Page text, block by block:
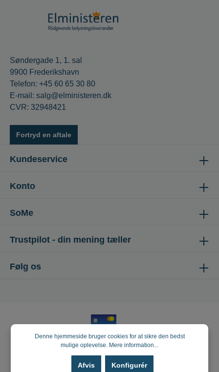
Følg os
Trustpilot - din mening tæller
Søndergade 1, 1. sal
9900 Frederikshavn
Telefon: +45 60 65 30 80
E-mail: salg@elministeren.dk
CVR: 32948421
Fortryd en aftale
Kundeservice
Konto
SoMe
Denne hjemmeside bruger cookies for at sikre den bedst
mulige oplevelse. Mere information...
Afvis Konfigurér